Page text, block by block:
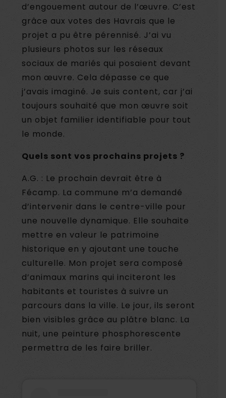
d’engouement autour de l’œuvre. C’est
grâce aux votes des Havrais que le
projet a pu être pérennisé. J’ai vu
plusieurs photos sur les réseaux
sociaux de mariés qui posaient devant
mon œuvre. Cela dépasse ce que
j’avais imaginé. Je suis content, car j’ai
toujours souhaité que mon œuvre soit
un objet familier identifiable pour tout
le monde.
Quels sont vos prochains projets ?
A.G. : Le prochain devrait être à
Fécamp. La commune m’a demandé
d’intervenir dans le centre-ville pour
une nouvelle dynamique. Elle souhaite
mettre en valeur le patrimoine
historique en y ajoutant une touche
culturelle. Mon projet sera composé
d’animaux marins qui inciteront les
habitants et touristes à suivre un
parcours dans la ville. Le jour, ils seront
bien visibles grâce au plâtre blanc. La
nuit, une peinture phosphorescente
permettra de les faire briller.